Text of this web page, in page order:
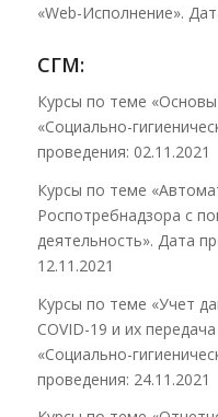
«Web-Исполнение».
СГМ:
Курсы по теме
«Социально-
проведения: 02.11.2021
Курсы по теме
Роспотребнадзора с
деятельность». Дата
12.11.2021
Курсы по теме «Учет
COVID-19 и их
«Социально-
проведения: 24.11.2021